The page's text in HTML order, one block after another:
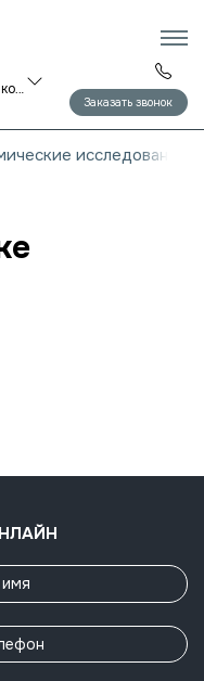
Санкт-Петербург ул. Манчестерская, д. 5, корп. 1
Заказать звонок
исследования